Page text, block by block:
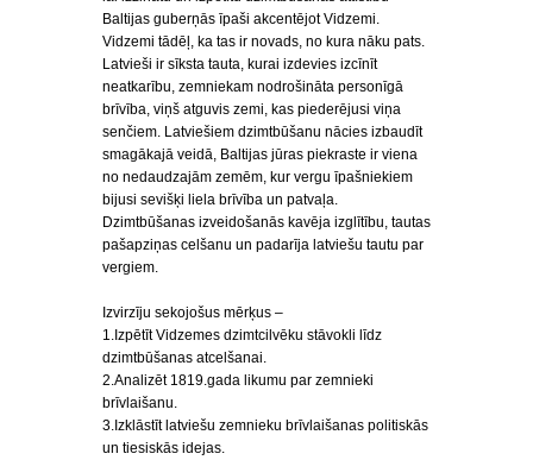
Baltijas guberņās īpaši akcentējot Vidzemi.
Vidzemi tādēļ, ka tas ir novads, no kura nāku pats.
Latvieši ir sīksta tauta, kurai izdevies izcīnīt
neatkarību, zemniekam nodrošināta personīgā
brīvība, viņš atguvis zemi, kas piederējusi viņa
senčiem. Latviešiem dzimtbūšanu nācies izbaudīt
smagākajā veidā, Baltijas jūras piekraste ir viena
no nedaudzajām zemēm, kur vergu īpašniekiem
bijusi sevišķi liela brīvība un patvaļa.
Dzimtbūšanas izveidošanās kavēja izglītību, tautas
pašapziņas celšanu un padarīja latviešu tautu par
vergiem.
Izvirzīju sekojošus mērķus –
1.Izpētīt Vidzemes dzimtcilvēku stāvokli līdz
dzimtbūšanas atcelšanai.
2.Analizēt 1819.gada likumu par zemnieki
brīvlaišanu.
3.Izklāstīt latviešu zemnieku brīvlaišanas politiskās
un tiesiskās idejas.